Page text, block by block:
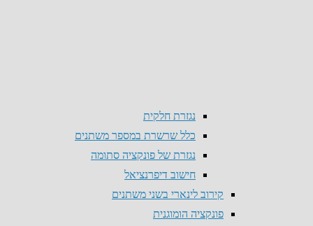
נגזרת חלקית
כלל שרשרת במספר משתנים
נגזרת של פונקציה סתומה
חישוב דיפרנציאל
קירוב לינארי בשני משתנים
פונקציה הומוגנית